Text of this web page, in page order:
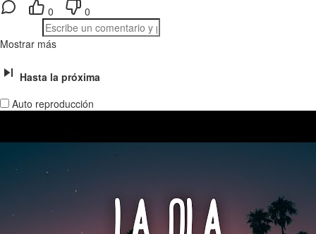
0 0
Mostrar más
Hasta la próxima
Auto reproducción